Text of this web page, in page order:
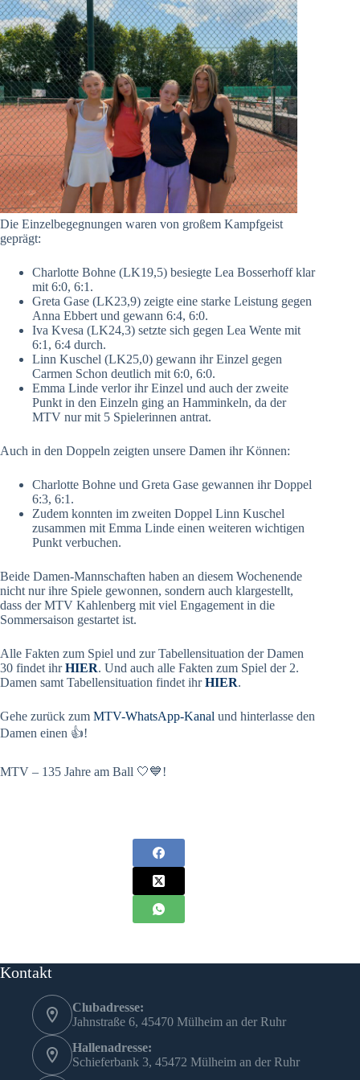
Die Einzelbegegnungen waren von großem Kampfgeist
geprägt:
Charlotte Bohne (LK19,5) besiegte Lea Bosserhoff klar
mit 6:0, 6:1.
Greta Gase (LK23,9) zeigte eine starke Leistung gegen
Anna Ebbert und gewann 6:4, 6:0.
Iva Kvesa (LK24,3) setzte sich gegen Lea Wente mit
6:1, 6:4 durch.
Linn Kuschel (LK25,0) gewann ihr Einzel gegen
Carmen Schon deutlich mit 6:0, 6:0.
Emma Linde verlor ihr Einzel und auch der zweite
Punkt in den Einzeln ging an Hamminkeln, da der
MTV nur mit 5 Spielerinnen antrat.
Auch in den Doppeln zeigten unsere Damen ihr Können:
Charlotte Bohne und Greta Gase gewannen ihr Doppel
6:3, 6:1.
Zudem konnten im zweiten Doppel Linn Kuschel
zusammen mit Emma Linde einen weiteren wichtigen
Punkt verbuchen.
Beide Damen-Mannschaften haben an diesem Wochenende
nicht nur ihre Spiele gewonnen, sondern auch klargestellt,
dass der MTV Kahlenberg mit viel Engagement in die
Sommersaison gestartet ist.
Alle Fakten zum Spiel und zur Tabellensituation der Damen
30 findet ihrHIER. Und auch alle Fakten zum Spiel der 2.
Damen samt Tabellensituation findet ihrHIER.
Gehe zurück zum MTV-WhatsApp-Kanal und hinterlasse den
Damen einen 👍!
MTV – 135 Jahre am Ball 🤍💙!
Kontakt
Clubadresse:
Jahnstraße 6, 45470 Mülheim an der Ruhr
Hallenadresse:
Schieferbank 3, 45472 Mülheim an der Ruhr